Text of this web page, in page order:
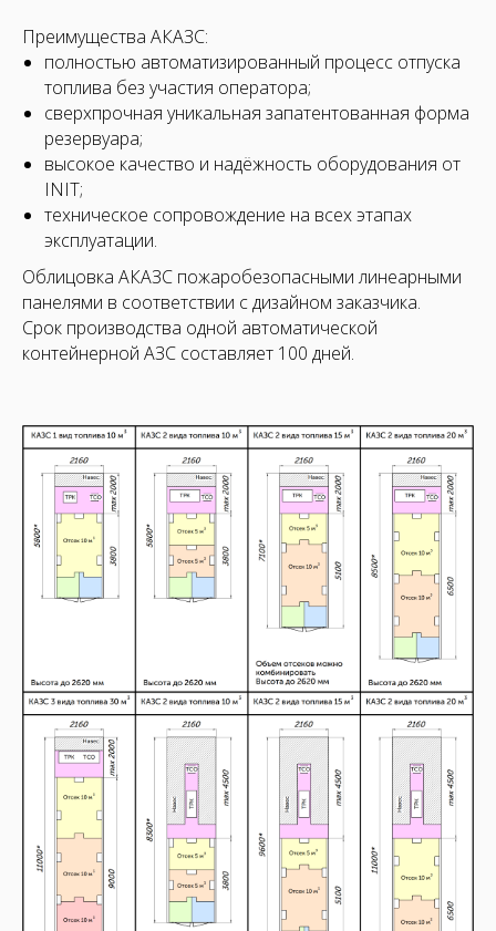
Преимущества АКАЗС:
полностью автоматизированный процесс отпуска
топлива без участия оператора;
сверхпрочная уникальная запатентованная форма
резервуара;
высокое качество и надёжность оборудования от
INIT;
техническое сопровождение на всех этапах
эксплуатации.
Облицовка АКАЗС пожаробезопасными линеарными
панелями в соответствии с дизайном заказчика.
Срок производства одной автоматической
контейнерной АЗС составляет 100 дней.